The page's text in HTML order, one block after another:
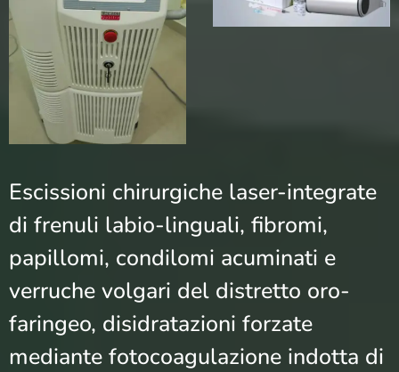
Escissioni chirurgiche laser-integrate
di frenuli labio-linguali, fibromi,
papillomi, condilomi acuminati e
verruche volgari del distretto oro-
faringeo, disidratazioni forzate
mediante fotocoagulazione indotta di